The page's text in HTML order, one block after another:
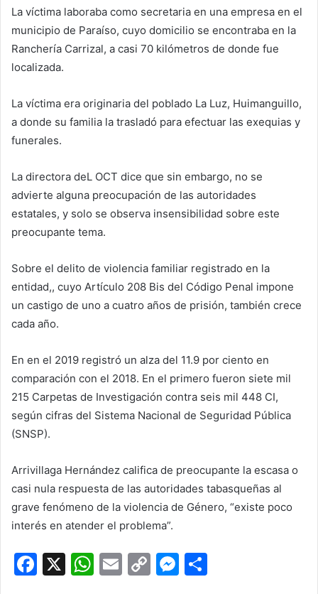
La víctima laboraba como secretaria en una empresa en el
municipio de Paraíso, cuyo domicilio se encontraba en la
Ranchería Carrizal, a casi 70 kilómetros de donde fue
localizada.
La víctima era originaria del poblado La Luz, Huimanguillo,
a donde su familia la trasladó para efectuar las exequias y
funerales.
La directora deL OCT dice que sin embargo, no se
advierte alguna preocupación de las autoridades
estatales, y solo se observa insensibilidad sobre este
preocupante tema.
Sobre el delito de violencia familiar registrado en la
entidad,, cuyo Artículo 208 Bis del Código Penal impone
un castigo de uno a cuatro años de prisión, también crece
cada año.
En en el 2019 registró un alza del 11.9 por ciento en
comparación con el 2018. En el primero fueron siete mil
215 Carpetas de Investigación contra seis mil 448 CI,
según cifras del Sistema Nacional de Seguridad Pública
(SNSP).
Arrivillaga Hernández califica de preocupante la escasa o
casi nula respuesta de las autoridades tabasqueñas al
grave fenómeno de la violencia de Género, “existe poco
interés en atender el problema”.
F
X
W E
C
M